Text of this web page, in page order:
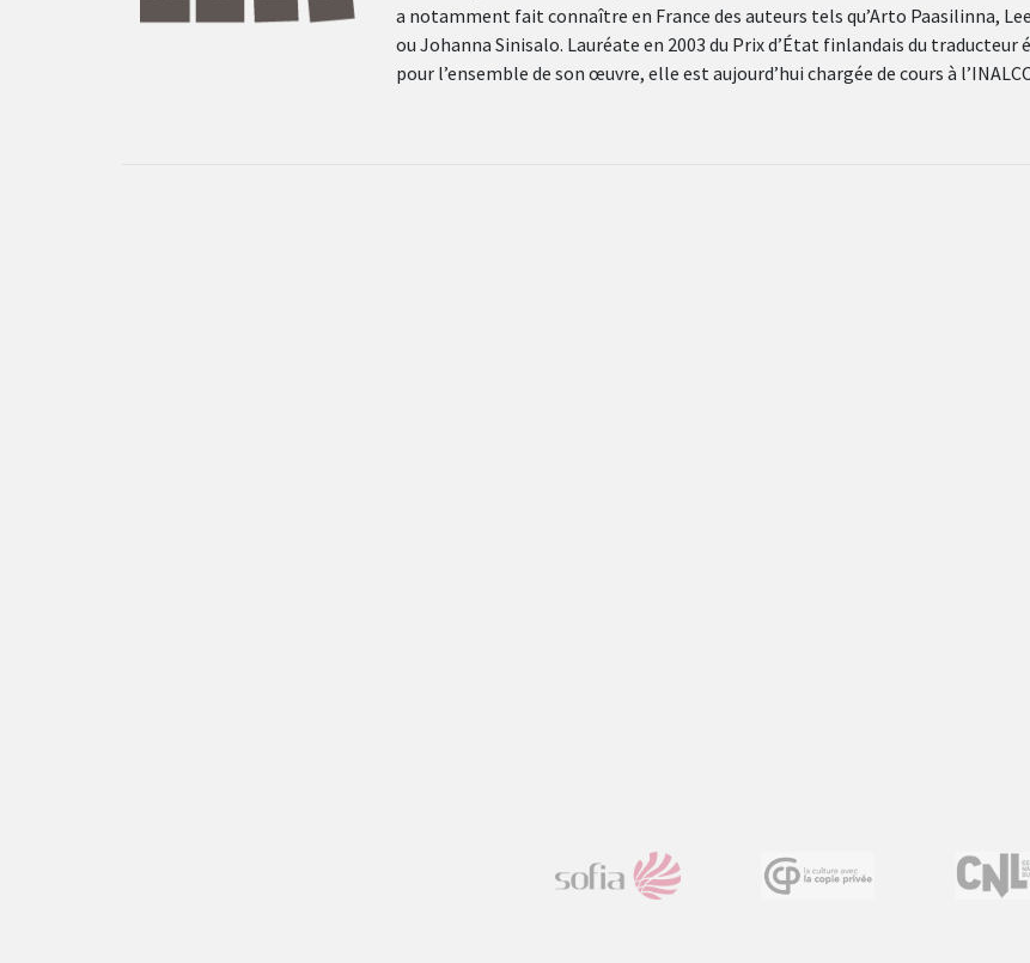
a notamment fait connaître en France des auteurs tels qu’Arto Paasilinna,
ou Johanna Sinisalo. Lauréate en 2003 du Prix d’État finlandais du traducteur
pour l’ensemble de son œuvre, elle est aujourd’hui chargée de cours à